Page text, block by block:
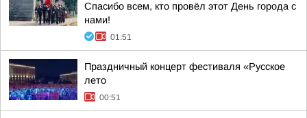
Спасибо всем, кто провёл этот День города с
нами!
01:51
Праздничный концерт фестиваля «Русское
лето
00:51